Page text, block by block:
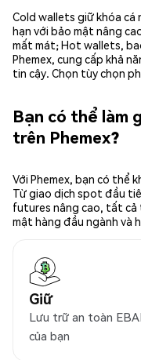
Cold wallets giữ khóa
hạn với bảo mật nâng
mất mát; Hot wallets,
Phemex, cung cấp khả
tin cậy. Chọn tùy chọn
Bạn có thể làm
trên Phemex?
Với Phemex, bạn có thể
Từ giao dịch spot đầu
futures nâng cao, tất
mật hàng đầu ngành và
Giữ
Lưu trữ an toàn
của bạn